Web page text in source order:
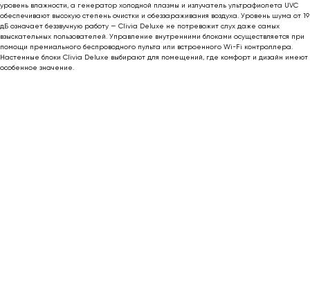
уровень влажности, а генератор холодной плазмы и излучатель ультрафиолета UVC
обеспечивают высокую степень очистки и обеззараживания воздуха. Уровень шума от 19
дБ означает беззвучную работу — Clivia Deluxe не потревожит слух даже самых
взыскательных пользователей. Управление внутренними блоками осуществляется при
помощи премиального беспроводного пульта или встроенного Wi-Fi контроллера.
Настенные блоки Clivia Deluxe выбирают для помещений, где комфорт и дизайн имеют
особенное значение.